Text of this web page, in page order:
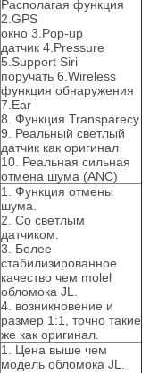
Располагая функция
2.GPS
окно 3.Pop-up
датчик 4.Pressure
5.Support Siri
поручать 6.Wireless
функция обнаружения
7.Ear
8. Функция Transparecy
9. Реальный светлый
датчик как оригинал
10. Реальная сильная
отмена шума (ANC)
1. Функция отмены
шума.
2. Со светлым
датчиком.
3. Более
стабилизированное
качество чем molel
обломока JL.
4. возникновение и
размер 1:1, точно такие
же как оригинал.
1. Цена выше чем
модель обломока JL.